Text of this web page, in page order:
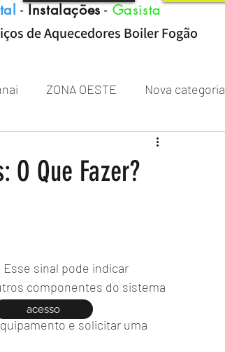
-Instalações-Gasista
de Aquecedores Boiler Fogão
ZONA OESTE Nova categoria
O Que Fazer?
sinal pode indicar
componentes do sistema
e solicitar uma
acesso